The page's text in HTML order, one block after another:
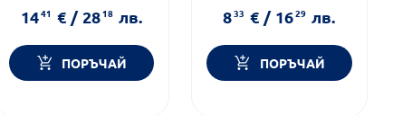
1441 € / 2818 лв.
ПОРЪЧАЙ
833 € / 1629 лв.
ПОРЪЧАЙ